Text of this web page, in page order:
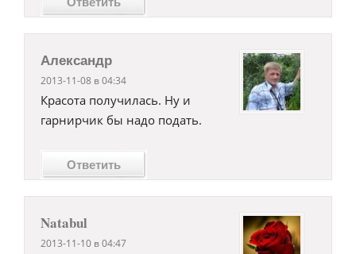
Александр
2013-11-08 в 04:34
Красота получилась. Ну и
гарнирчик бы надо подать.
Ответить
Natabul
2013-11-10 в 04:47